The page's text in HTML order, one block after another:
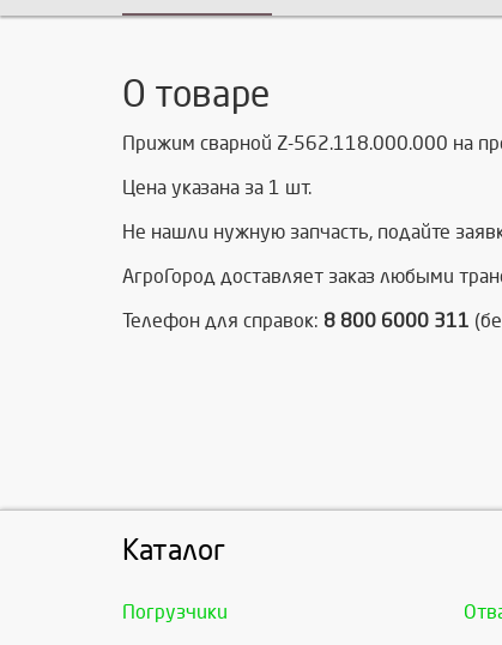
О товаре
Прижим сварной Z-562.118.000.000 на
Цена указана за 1 шт.
Не нашли нужную запчасть, подайте
АгроГород доставляет заказ любыми
Телефон для справок: 8 800 6000 311
Каталог
Погрузчики